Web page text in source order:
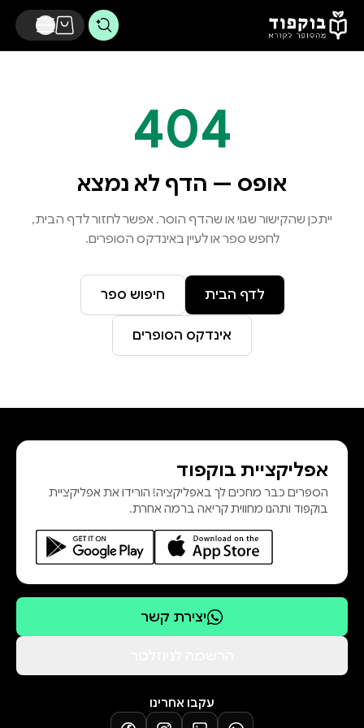
דלג לתוכן הראשי
404
אופס — הדף לא נמצא
ייתכן שהקישור שגוי או שהדף הוסר. אפשר לחזור לדף הבית,
לחפש ספר או לעיין באינדקס הסופרים.
לדף הבית חיפוש ספר
אינדקס הסופרים
אפליקציית בוקפוד
הספרים כבר מחכים לך באפליקציה! הורידו את אפליקציית
בוקפוד ותהנו מחווית קריאה ברמה אחרת.
יצירת קשר
עקבו אחרינו